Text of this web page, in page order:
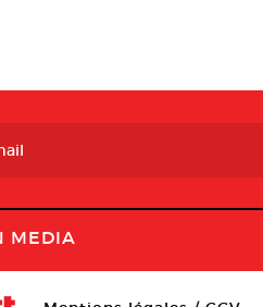
MEDIA